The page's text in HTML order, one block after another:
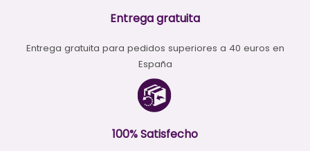
Entrega gratuita
Entrega gratuita para pedidos superiores a 40 euros en
España
100% Satisfecho